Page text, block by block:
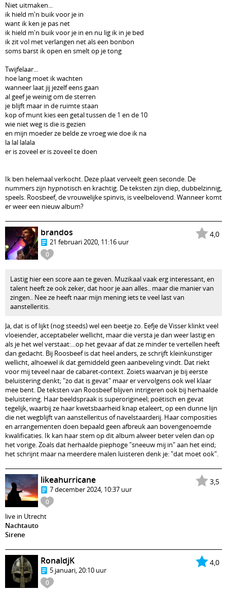
Niet uitmaken...
ik hield m'n buik voor je in
want ik ken je pas net
ik hield m'n buik voor je in en nu lig ik in je bed
ik zit vol met verlangen net als een bonbon
soms barst ik open en smelt op je tong
Twijfelaar...
hoe lang moet ik wachten
wanneer laat jij jezelf eens gaan
al geef je weinig om de sterren
je blijft maar in de ruimte staan
kop of munt kies een getal tussen de 1 en de 10
wie niet weg is die is gezien
en mijn moeder ze belde ze vroeg wie doe ik na
la lal lalala
er is zoveel er is zoveel te doen
Ik ben helemaal verkocht. Deze plaat verveelt geen seconde. De
nummers zijn hypnotisch en krachtig. De teksten zijn diep, dubbelzinnig,
speels. Roosbeef, de vrouwelijke spinvis, is veelbelovend. Wanneer komt
er weer een nieuw album?
4,0
0
brandos
21 februari 2020, 11:16 uur
Lastig hier een score aan te geven. Muzikaal vaak erg interessant, en
talent heeft ze ook zeker, dat hoor je aan alles.. maar die manier van
zingen.. Nee ze heeft naar mijn mening iets te veel last van
aanstelleritis.
Ja, dat is of lijkt (nog steeds) wel een beetje zo. Eefje de Visser klinkt veel
vloeiender, acceptabeler wellicht, maar die versta je dan weer lastig en
als je het wel verstaat:...op het gevaar af dat ze minder te vertellen heeft
dan gedacht. Bij Roosbeef is dat heel anders, ze schrijft kleinkunstiger
wellicht, alhoewel ik dat gemiddeld geen aanbeveling vindt. Dat riekt
voor mij teveel naar de cabaret-context. Zoiets waarvan je bij eerste
beluistering denkt; "zo dat is gevat" maar er vervolgens ook wel klaar
mee bent. De teksten van Roosbeef blijven intrigeren ook bij herhaalde
beluistering. Haar beeldspraak is superorigineel; poëtisch en gevat
tegelijk, waarbij ze haar kwetsbaarheid knap etaleert, op een dunne lijn
die net wegblijft van aanstelleritus of navelstaarderij. Haar composities
en arrangementen doen bepaald geen afbreuk aan bovengenoemde
kwalificaties. Ik kan haar stem op dit album alweer beter velen dan op
het vorige. Zoals dat herhaalde piephoge "sneeuw mij in" aan het eind;
het schrijnt maar na meerdere malen luisteren denk je: "dat moet ook".
3,5
0
likeahurricane
7 december 2024, 10:37 uur
live in Utrecht
Nachtauto
Sirene
4,0
0
RonaldjK
5 januari, 20:10 uur